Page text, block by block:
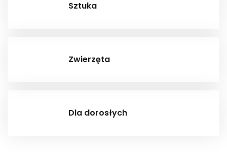
Sztuka
Zwierzęta
Dla dorosłych